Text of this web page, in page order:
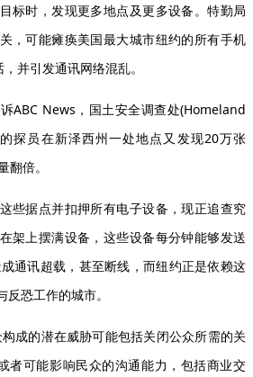
标时，发现更多地点及更多设备。特勤局
，可能瘫痪美国最大城市纽约的所有手机
并引发通讯网络混乱。
News，国土安全调查处(Homeland
探员在新泽西州一处地点又发现20万张
翻倍。
据点并扣押所有电子设备，现正追查究
架上摆满设备，这些设备每分钟能够发送
通讯超载，甚至断线，而纽约正是依赖这
恐工作的城市。
的潜在威胁可能包括关闭公众所需的关
者可能影响民众的沟通能力，包括商业交